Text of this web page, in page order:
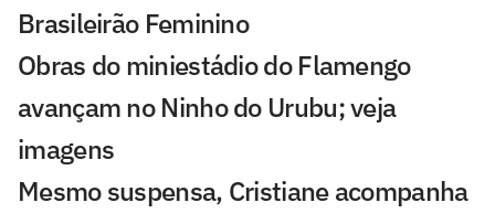
Brasileirão Feminino
Obras do miniestádio do Flamengo
avançam no Ninho do Urubu; veja
imagens
Mesmo suspensa, Cristiane acompanha